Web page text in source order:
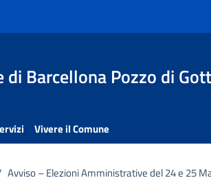
di Barcellona Pozzo di
Vivere il Comune
Avviso – Elezioni Amministrative del 24 e 25